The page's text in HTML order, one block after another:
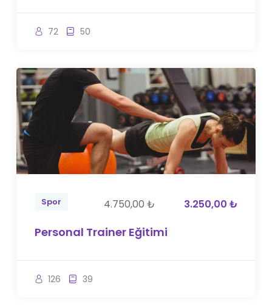
72 50
Spor 4.750,00 ₺ 3.250,00 ₺
Personal Trainer Eğitimi
126 39